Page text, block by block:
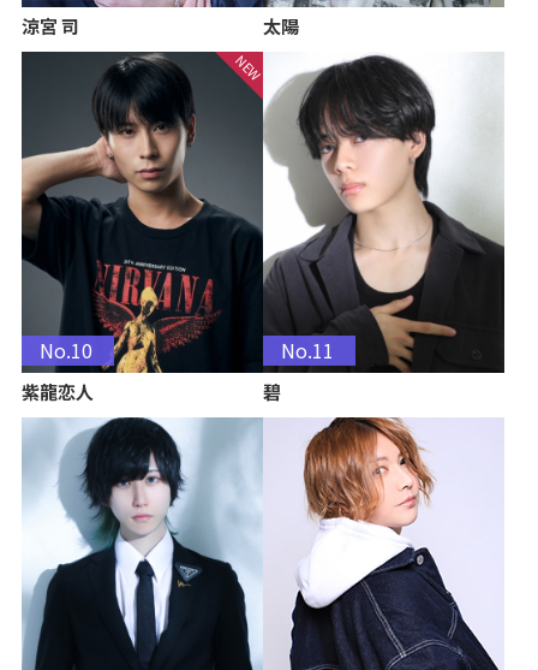
涼宮 司 太陽
No.10
紫龍恋人
No.11
碧